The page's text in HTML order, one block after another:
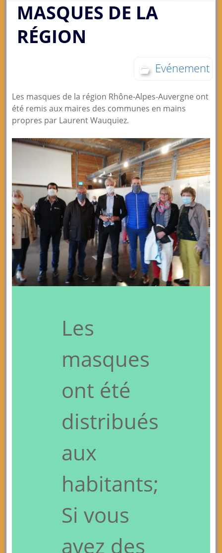
MASQUES DE LA
RÉGION
Evénement
Les masques de la région Rhône-Alpes-Auvergne ont
été remis aux maires des communes en mains
propres par Laurent Wauquiez.
Les
masques
ont été
distribués
aux
habitants;
Si vous
avez des